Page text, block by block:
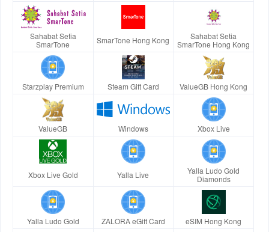
Sahabat Setia
SmarTone
SmarTone Hong Kong
Sahabat Setia
SmarTone Hong Kong
Starzplay Premium Steam Gift Card ValueGB Hong Kong
ValueGB Windows Xbox Live
Xbox Live Gold Yalla Live
Yalla Ludo Gold
Diamonds
Yalla Ludo Gold ZALORA eGift Card eSIM Hong Kong